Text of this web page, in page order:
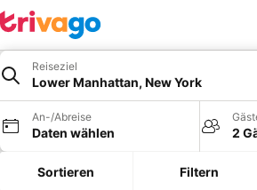
Reiseziel
Lower Manhattan, New York
An-/Abreise
Daten wählen 2
Sortieren Filtern